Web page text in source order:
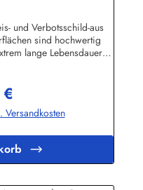
und Verbotsschild-aus
sind hochwertig
lange Lebensdauer
werden, weil sonst
Emailleschilder können
geht's zu den
Bini Inh. Eda
1a22457
Preis:
Versandkosten